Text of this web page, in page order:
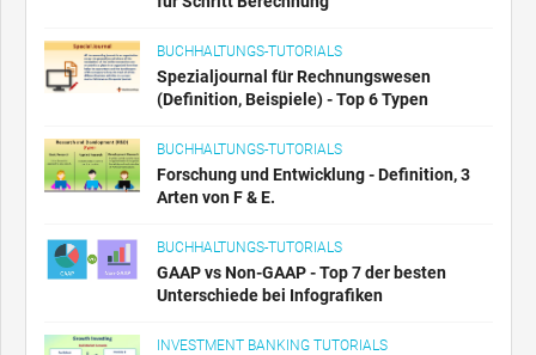
BUCHHALTUNGS-TUTORIALS
Spezialjournal für Rechnungswesen
(Definition, Beispiele) - Top 6 Typen
BUCHHALTUNGS-TUTORIALS
Forschung und Entwicklung - Definition, 3
Arten von F & E.
BUCHHALTUNGS-TUTORIALS
GAAP vs Non-GAAP - Top 7 der besten
Unterschiede bei Infografiken
INVESTMENT BANKING TUTORIALS